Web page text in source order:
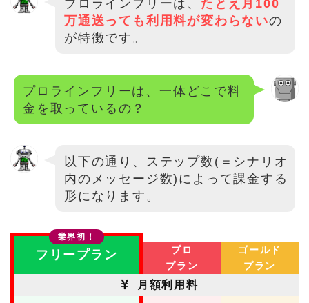
プロラインフリーは、 たとえ月100
万通送っても利用料が変わらないの
が特徴です。
プロラインフリーは、一体どこで料
金を取っているの？
以下の通り、ステップ数(＝シナリオ
内のメッセージ数)によって課金する
形になります。
業界初！
フリープラン
プロ
プラン
ゴールド
プラン
月額利用料